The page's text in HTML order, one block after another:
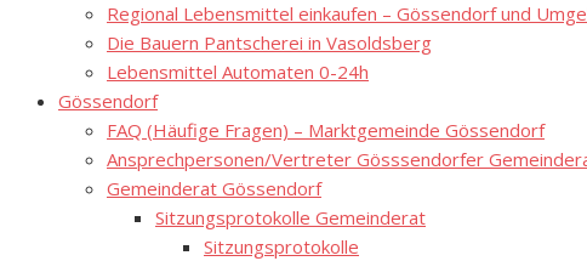
Regional Lebensmittel einkaufen – Gössendorf und
Die Bauern Pantscherei in Vasoldsberg
Lebensmittel Automaten 0-24h
Gössendorf
FAQ (Häufige Fragen) – Marktgemeinde Gössendorf
Ansprechpersonen/Vertreter Gösssendorfer
Gemeinderat Gössendorf
Sitzungsprotokolle Gemeinderat
Sitzungsprotokolle